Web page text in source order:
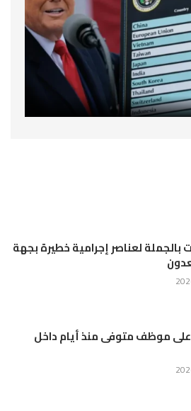
بالجملة لعناصر إجرامية خطيرة بجهة
على موظف متوفى منذ أيام داخل